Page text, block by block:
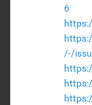
6
/-/